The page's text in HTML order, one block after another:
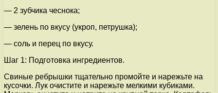
— 2 зубчика чеснока;
— зелень по вкусу (укроп, петрушка);
— соль и перец по вкусу.
Шаг 1: Подготовка ингредиентов.
Свиные ребрышки тщательно промойте и нарежьте на
кусочки. Лук очистите и нарежьте мелкими кубиками.